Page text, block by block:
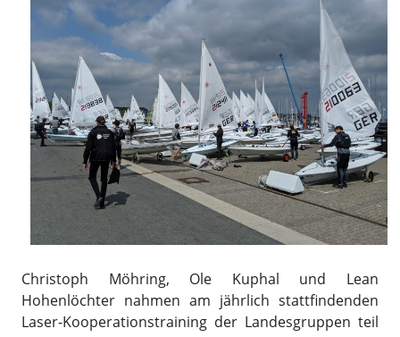
Christoph Möhring, Ole Kuphal und Lean
Hohenlöchter nahmen am jährlich stattfindenden
Laser-Kooperationstraining der Landesgruppen teil